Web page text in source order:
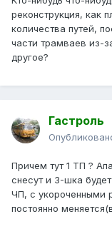
реконструкция, как
количества путей,
части трамваев из-
другое?
Гастроль
Причем тут 1 ТП ?
снесут и 3-шка
ЧП, с укороченными
постоянно